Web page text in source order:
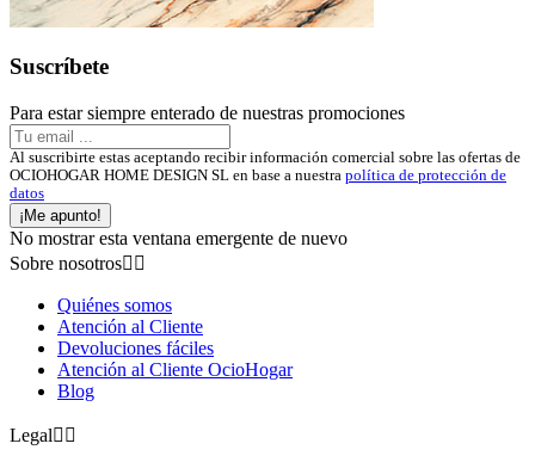
Suscríbete
Para estar siempre enterado de nuestras promociones
Al suscribirte estas aceptando recibir información comercial sobre las ofertas de
OCIOHOGAR HOME DESIGN SL en base a nuestra política de protección de
datos
¡Me apunto!
No mostrar esta ventana emergente de nuevo
Sobre nosotros 
Quiénes somos
Atención al Cliente
Devoluciones fáciles
Atención al Cliente OcioHogar
Blog
Legal 